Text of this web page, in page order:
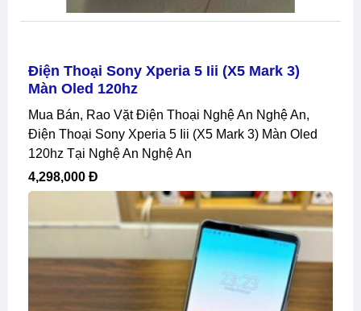
Điện Thoại Sony Xperia 5 Iii (x5 Mark 3)
Màn Oled 120hz
Mua Bán, Rao Vặt Điện Thoại Nghệ An Nghệ An,
Điện Thoại Sony Xperia 5 Iii (x5 Mark 3) Màn Oled
120hz Tại Nghệ An Nghệ An
4,298,000 Đ